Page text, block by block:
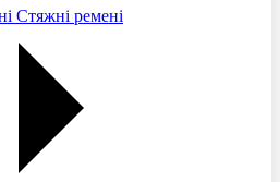
Стяжні ремені